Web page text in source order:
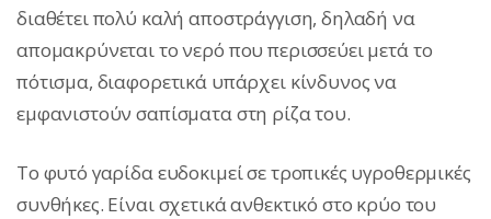
διαθέτει πολύ καλή αποστράγγιση, δηλαδή να
απομακρύνεται το νερό που περισσεύει μετά το
πότισμα, διαφορετικά υπάρχει κίνδυνος να
εμφανιστούν σαπίσματα στη ρίζα του.
Το φυτό γαρίδα ευδοκιμεί σε τροπικές υγροθερμικές
συνθήκες. Είναι σχετικά ανθεκτικό στο κρύο του